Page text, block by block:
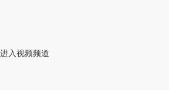
进入视频频道